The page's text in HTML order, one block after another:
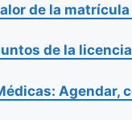
de la
de la
Agendar,